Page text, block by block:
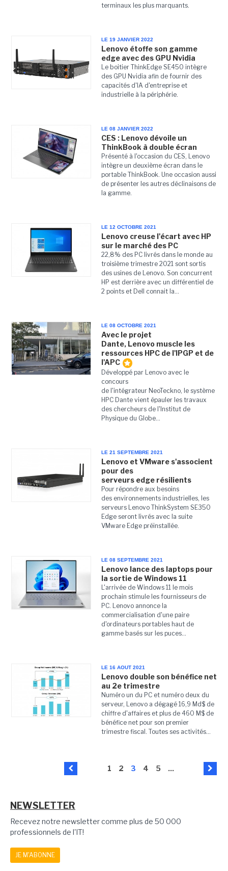
terminaux les plus marquants.
LE 19 JANVIER 2022
Lenovo étoffe son gamme
edge avec des GPU Nvidia
Le boitier ThinkEdge SE450 intègre
des GPU Nvidia afin de fournir des
capacités d'IA d'entreprise et
industrielle à la périphérie.
LE 08 JANVIER 2022
CES : Lenovo dévoile un
ThinkBook à double écran
Présenté à l'occasion du CES, Lenovo
intègre un deuxième écran dans le
portable ThinkBook. Une occasion aussi
de présenter les autres déclinaisons de
la gamme.
LE 12 OCTOBRE 2021
Lenovo creuse l'écart avec HP
sur le marché des PC
22,8% des PC livrés dans le monde au
troisième trimestre 2021 sont sortis
des usines de Lenovo. Son concurrent
HP est derrière avec un différentiel de
2 points et Dell connait la...
LE 08 OCTOBRE 2021
Avec le projet
Dante, Lenovo muscle les
ressources HPC de l'IPGP et de
l'APC
Développé par Lenovo avec le
concours
de l'intégrateur NeoTeckno, le système
HPC Dante vient épauler les travaux
des chercheurs de l'Institut de
Physique du Globe...
LE 21 SEPTEMBRE 2021
Lenovo et VMware s'associent
pour des
serveurs edge résilients
Pour répondre aux besoins
des environnements industrielles, les
serveurs Lenovo ThinkSystem SE350
Edge seront livrés avec la suite
VMware Edge préinstallée.
LE 08 SEPTEMBRE 2021
Lenovo lance des laptops pour
la sortie de Windows 11
L'arrivée de Windows 11 le mois
prochain stimule les fournisseurs de
PC. Lenovo annonce la
commercialisation d'une paire
d'ordinateurs portables haut de
gamme basés sur les puces...
LE 16 AOUT 2021
Lenovo double son bénéfice net
au 2e trimestre
Numéro un du PC et numéro deux du
serveur, Lenovo a dégagé 16,9 Md$ de
chiffre d'affaires et plus de 460 M$ de
bénéfice net pour son premier
trimestre fiscal. Toutes ses activités...
1 2 3 4 5 ...
NEWSLETTER
Recevez notre newsletter comme plus de 50 000
professionnels de l'IT!
JE M'ABONNE